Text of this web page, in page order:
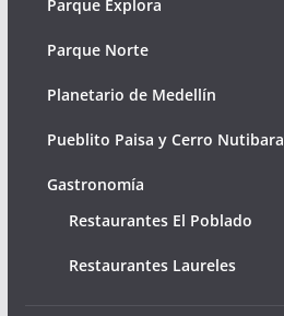
Parque Explora
Parque Norte
Planetario de Medellín
Pueblito Paisa y Cerro Nutibara
Gastronomía
Restaurantes El Poblado
Restaurantes Laureles